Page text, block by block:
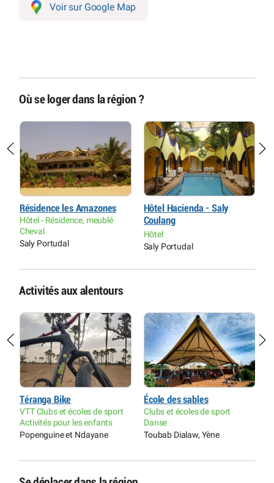
Voir sur Google Map
Où se loger dans la région ?
Résidence les Amazones
Hôtel - Résidence, meublé
Cheval
Saly Portudal
Hôtel Hacienda - Saly
Coulang
Hôtel
Saly Portudal
Activités aux alentours
Téranga Bike
VTT Clubs et écoles de sport
Activités pour les enfants
Popenguine et Ndayane
École des sables
Clubs et écoles de sport
Danse
Toubab Dialaw, Yène